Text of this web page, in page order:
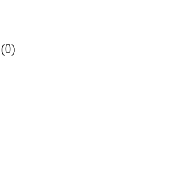
(0)